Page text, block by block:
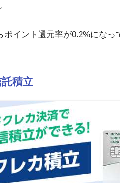
ポイント還元率が0.2%になっ
積立